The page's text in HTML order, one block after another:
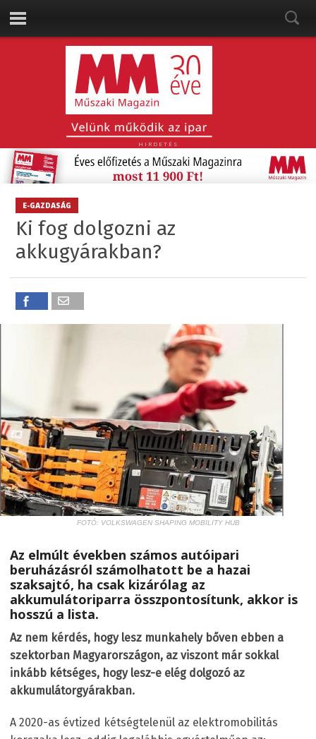
HIRDETÉS
E-GAZDASÁG
Ki fog dolgozni az
akkugyárakban?
FOTÓ: VOLKSWAGEN SHAPING MOBILITY HUB
Az elmúlt években számos autóipari
beruházásról számolhatott be a hazai
szaksajtó, ha csak kizárólag az
akkumulátoriparra összpontosítunk, akkor is
hosszú a lista.
Az nem kérdés, hogy lesz munkahely bőven ebben a
szektorban Magyarországon, az viszont már sokkal
inkább kétséges, hogy lesz-e elég dolgozó az
akkumulátorgyárakban.
A 2020-as évtized kétségtelenül az elektromobilitás